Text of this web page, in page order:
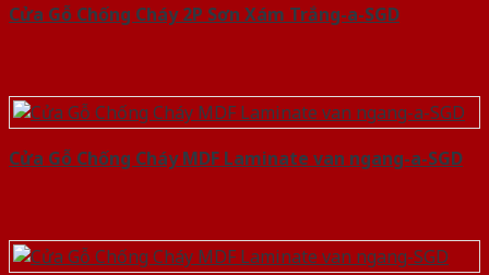
Cửa Gỗ Chống Cháy 2P Sơn Xám Trắng-a-SGD
Cửa Gỗ Chống Cháy MDF Laminate van ngang-a-SGD